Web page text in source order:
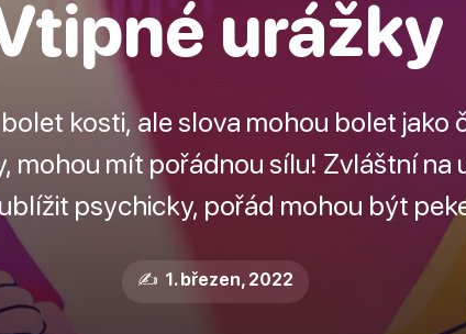
urážky
kosti, ale slova mohou bolet jako
mohou mít pořádnou sílu! Zvláštní na
psychicky, pořád mohou být
✍️ 1. březen, 2022